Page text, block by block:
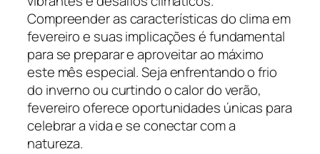
Compreender as características do clima em
fevereiro e suas implicações é fundamental
para se preparar e aproveitar ao máximo
este mês especial. Seja enfrentando o frio
do inverno ou curtindo o calor do verão,
fevereiro oferece oportunidades únicas para
celebrar a vida e se conectar com a
natureza.